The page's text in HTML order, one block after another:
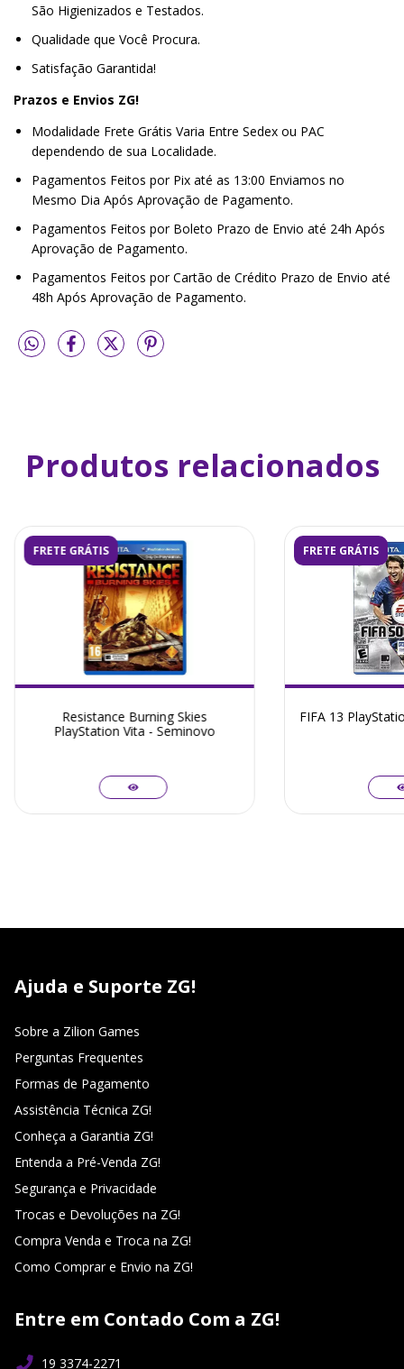
São Higienizados e Testados.
Qualidade que Você Procura.
Satisfação Garantida!
Prazos e Envios ZG!
Modalidade Frete Grátis Varia Entre Sedex ou PAC
dependendo de sua Localidade.
Pagamentos Feitos por Pix até as 13:00 Enviamos no
Mesmo Dia Após Aprovação de Pagamento.
Pagamentos Feitos por Boleto Prazo de Envio até 24h Após
Aprovação de Pagamento.
Pagamentos Feitos por Cartão de Crédito Prazo de Envio até
48h Após Aprovação de Pagamento.
Produtos relacionados
FRETE GRÁTIS
Resistance Burning Skies
PlayStation Vita - Seminovo
FRETE GRÁTIS
FIFA 13
Ajuda e Suporte ZG!
Sobre a Zilion Games
Perguntas Frequentes
Formas de Pagamento
Assistência Técnica ZG!
Conheça a Garantia ZG!
Entenda a Pré-Venda ZG!
Segurança e Privacidade
Trocas e Devoluções na ZG!
Compra Venda e Troca na ZG!
Como Comprar e Envio na ZG!
Entre em Contado Com a ZG!
19 3374-2271